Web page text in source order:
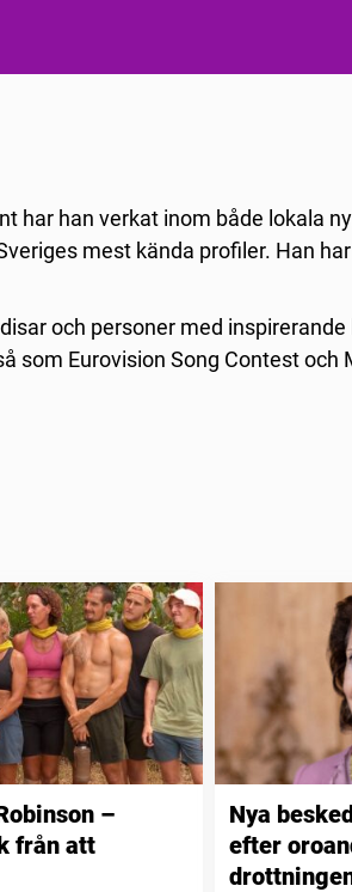
har han verkat inom både lokala
mest kända profiler. Han
och personer med
som Eurovision Song Contest och
–
från att
Nya
efter